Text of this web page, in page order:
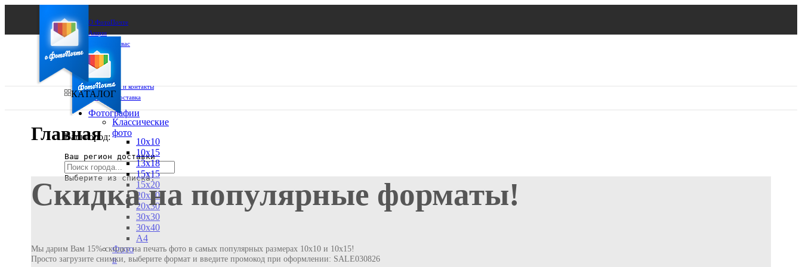
О ФотоПочте
Акции
Сделаем за вас
Бизнесу
FAQ
Франшиза
Поддержка и контакты
Оплата и доставка
Ваш город:
Ваш регион доставки
Выберите из списка:
КАТАЛОГ
Фотографии
Классические
фото
10х10
10х15
13х18
15х15
15х20
20х20
20х30
30х30
30х40
А4
Фото
в
Главная
Скидка на популярные форматы!
Мы дарим Вам 15% скидку на печать фото в самых популярных размерах 10х10 и 10х15!
Просто загрузите снимки, выберите формат и введите промокод при оформлении: SALE030826